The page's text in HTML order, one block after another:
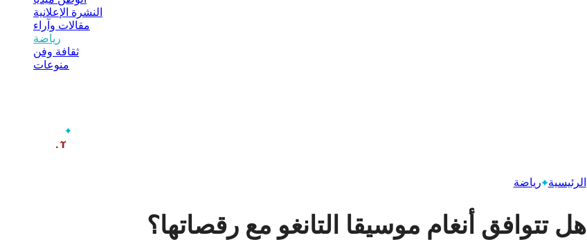
النشرة الإعلانية
مقالات وآراء
رياضة
ثقافة وفن
منوعات
‫آخر
الرئيسية رياضة
هل تتوافق أنغام موسيقا التانغو مع رقصاتها؟